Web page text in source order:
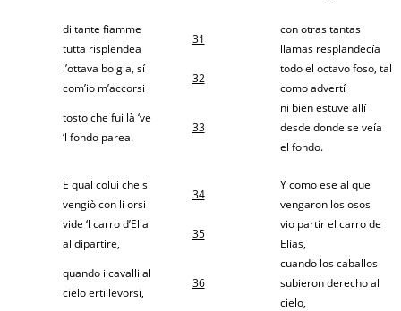
di tante fiamme
tutta risplendea
31
con otras tantas
llamas resplandecía
l’ottava bolgia, sí
com’io m’accorsi
32
todo el octavo foso, tal
como advertí
tosto che fui là ‘ve
‘l fondo parea.
33
ni bien estuve allí
desde donde se veía
el fondo.
E qual colui che si
vengiò con li orsi
34
Y como ese al que
vengaron los osos
vide ‘l carro d’Elia
al dipartire,
35
vio partir el carro de
Elías,
quando i cavalli al
cielo erti levorsi,
36
cuando los caballos
subieron derecho al
cielo,